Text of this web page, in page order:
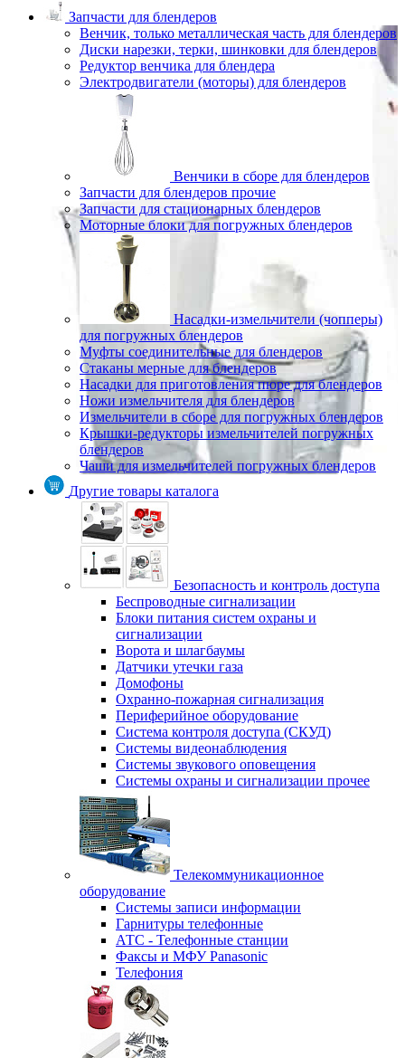
Запчасти для блендеров
Венчик, только металлическая часть для блендеров
Диски нарезки, терки, шинковки для блендеров
Редуктор венчика для блендера
Электродвигатели (моторы) для блендеров
Венчики в сборе для блендеров
Запчасти для блендеров прочие
Запчасти для стационарных блендеров
Моторные блоки для погружных блендеров
Насадки-измельчители (чопперы)
для погружных блендеров
Муфты соединительные для блендеров
Стаканы мерные для блендеров
Насадки для приготовления пюре для блендеров
Ножи измельчителя для блендеров
Измельчители в сборе для погружных блендеров
Крышки-редукторы измельчителей погружных
блендеров
Чаши для измельчителей погружных блендеров
Другие товары каталога
Безопасность и контроль доступа
Беспроводные сигнализации
Блоки питания систем охраны и
сигнализации
Ворота и шлагбаумы
Датчики утечки газа
Домофоны
Охранно-пожарная сигнализация
Периферийное оборудование
Система контроля доступа (СКУД)
Системы видеонаблюдения
Системы звукового оповещения
Системы охраны и сигнализации прочее
Телекоммуникационное
оборудование
Системы записи информации
Гарнитуры телефонные
АТС - Телефонные станции
Факсы и МФУ Panasonic
Телефония